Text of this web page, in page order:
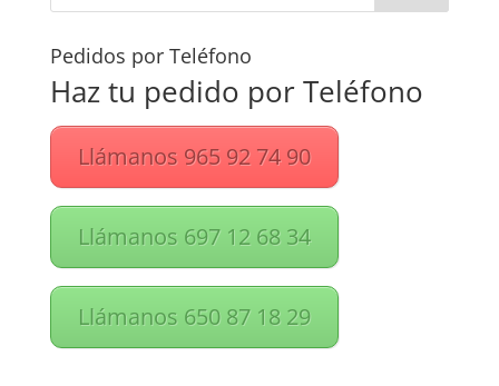
Pedidos por Teléfono
Haz tu pedido por Teléfono
Llámanos 965 92 74 90
Llámanos 697 12 68 34
Llámanos 650 87 18 29